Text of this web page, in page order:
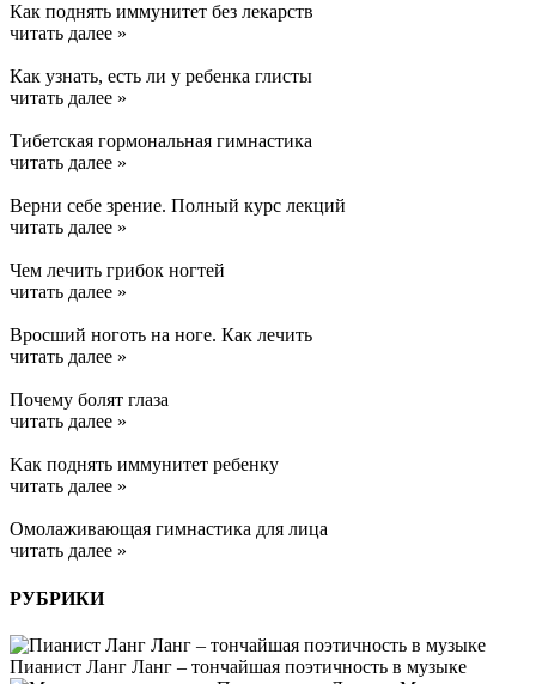
Как поднять иммунитет без лекарств
читать далее »
Как узнать, есть ли у ребенка глисты
читать далее »
Тибетская гормональная гимнастика
читать далее »
Верни себе зрение. Полный курс лекций
читать далее »
Чем лечить грибок ногтей
читать далее »
Вросший ноготь на ноге. Как лечить
читать далее »
Почему болят глаза
читать далее »
Kак поднять иммунитет ребенку
читать далее »
Омолаживающая гимнастика для лица
читать далее »
РУБРИКИ
Пианист Ланг Ланг – тончайшая поэтичность в музыке